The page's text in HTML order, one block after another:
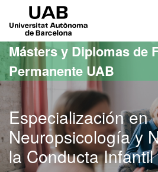
Acceso al contenido principal
Acceso a la navegación de la página
Másters y Diplomas de
Permanente UAB
Especialización en
Neuropsicología y
la Conducta Infantil